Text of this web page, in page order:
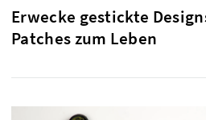
Erwecke gestickte
Patches zum Leben